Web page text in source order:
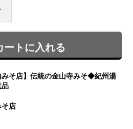
ートに入れる
みそ店】伝統の金山寺みそ◆紀州湯
品
そ店